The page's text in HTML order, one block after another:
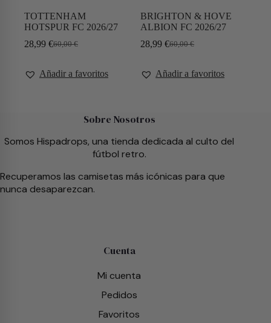
TOTTENHAM
HOTSPUR FC 2026/27
60,00€
28,99 €
Añadir a favoritos
BRIGHTON & HOVE
ALBION FC 2026/27
60,00€
28,99€
Añadir a favoritos
Sobre Nosotros
Somos Hispadrops, una tienda dedicada al culto del
fútbol retro.
Recuperamos las camisetas más icónicas para que
nunca desaparezcan.
Cuenta
Mi cuenta
Pedidos
Favoritos